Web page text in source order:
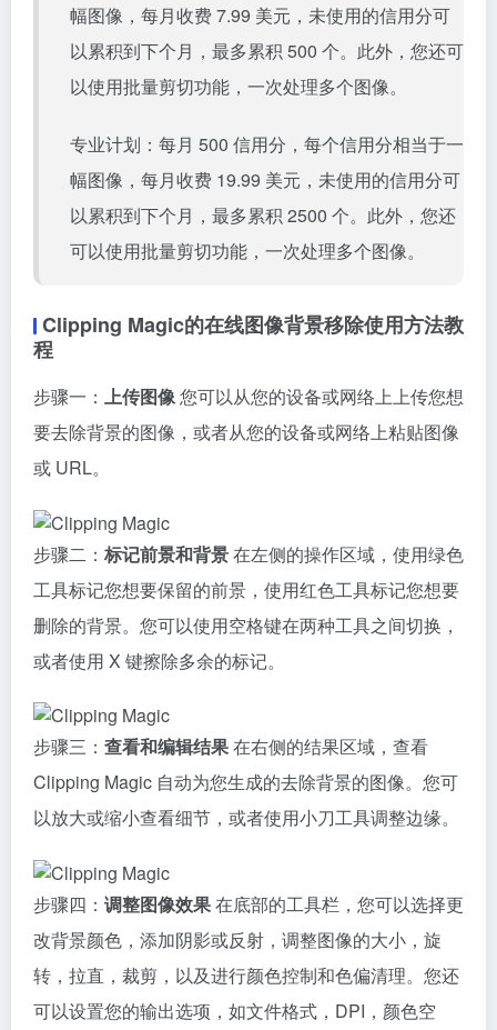
幅图像，每月收费 7.99 美元，未使用的信用分可
以累积到下个月，最多累积 500 个。此外，您还可
以使用批量剪切功能，一次处理多个图像。
专业计划：每月 500 信用分，每个信用分相当于一
幅图像，每月收费 19.99 美元，未使用的信用分可
以累积到下个月，最多累积 2500 个。此外，您还
可以使用批量剪切功能，一次处理多个图像。
Clipping Magic的在线图像背景移除使用方法教
程
步骤一： 上传图像您可以从您的设备或网络上上传您想
要去除背景的图像，或者从您的设备或网络上粘贴图像
或 URL。
步骤二： 标记前景和背景在左侧的操作区域，使用绿色
工具标记您想要保留的前景，使用红色工具标记您想要
删除的背景。您可以使用空格键在两种工具之间切换，
或者使用 X 键擦除多余的标记。
步骤三： 查看和编辑结果在右侧的结果区域，查看
Clipping Magic 自动为您生成的去除背景的图像。您可
以放大或缩小查看细节，或者使用小刀工具调整边缘。
步骤四： 调整图像效果在底部的工具栏，您可以选择更
改背景颜色，添加阴影或反射，调整图像的大小，旋
转，拉直，裁剪，以及进行颜色控制和色偏清理。您还
可以设置您的输出选项，如文件格式，DPI，颜色空